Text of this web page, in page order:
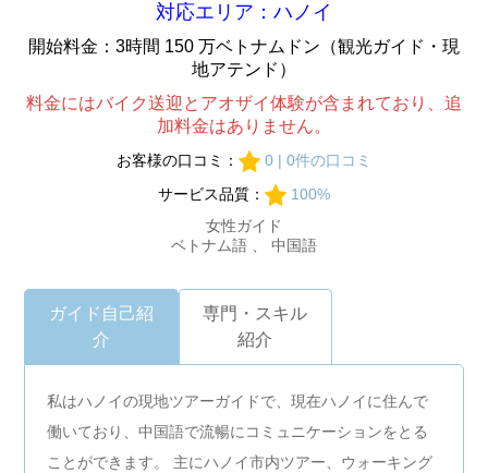
対応エリア：ハノイ
開始料金：3時間 150 万ベトナムドン（観光ガイド・現
地アテンド）
料金にはバイク送迎とアオザイ体験が含まれており、追
加料金はありません。
お客様の口コミ：
0 | 0件の口コミ
サービス品質：
100%
女性ガイド
ベトナム語 、 中国語
ガイド自己紹
介
専門・スキル
紹介
私はハノイの現地ツアーガイドで、現在ハノイに住んで
働いており、中国語で流暢にコミュニケーションをとる
ことができます。 主にハノイ市内ツアー、ウォーキング